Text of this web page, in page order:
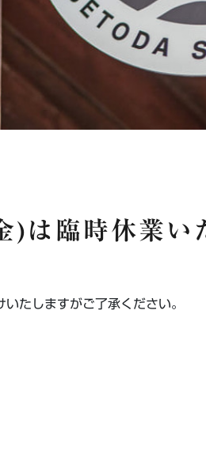
)は臨時休業い
いたしますがご了承ください。